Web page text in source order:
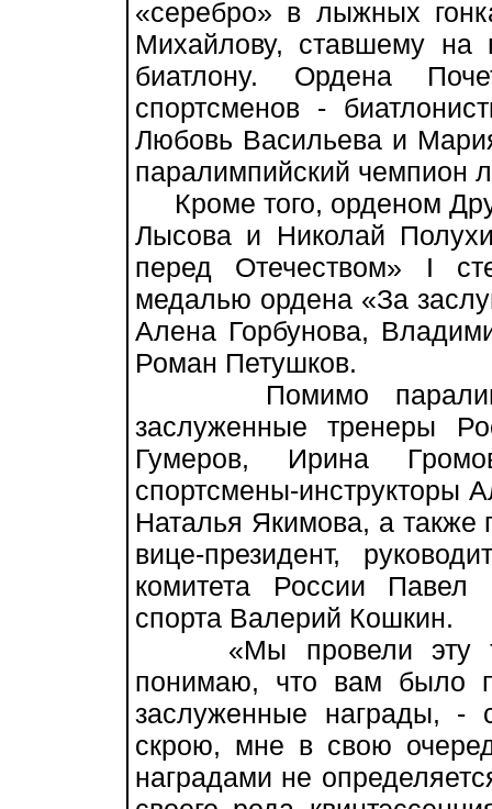
«серебро» в лыжных
Михайлову, ставшему
биатлону. Ордена
спортсменов -
Любовь Васильева и
паралимпийский чемпион
Кроме того, орденом
Лысова и Николай
перед Отечеством» I
медалью ордена «За
Алена Горбунова,
Роман Петушков.
Помимо
заслуженные тренеры
Гумеров, Ирина
спортсмены-инструкторы
Наталья Якимова, а также
вице-президент,
комитета России
спорта Валерий Кошкин.
«Мы провели эту
понимаю, что вам было
заслуженные награды, -
скрою, мне в свою
наградами не